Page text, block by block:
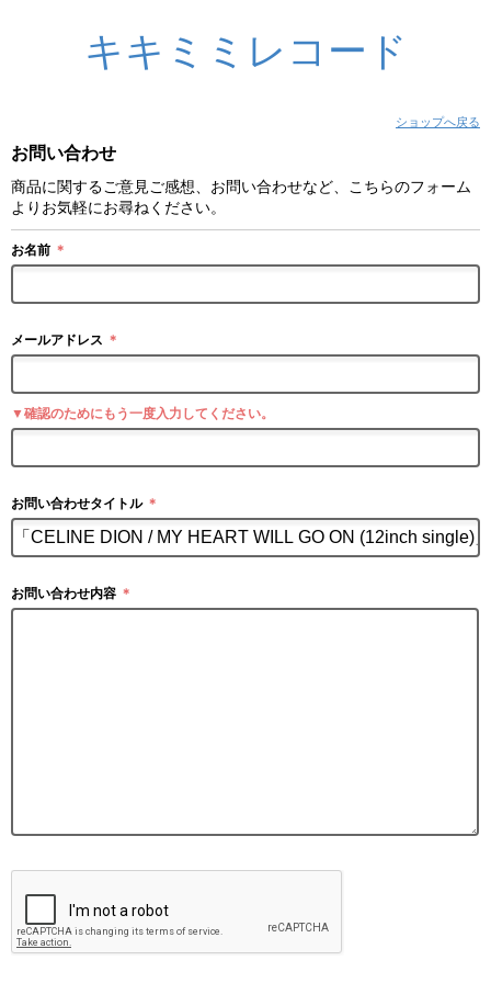
キキミミレコード
ショップへ戻る
お問い合わせ
商品に関するご意見ご感想、お問い合わせなど、こちらのフォーム
よりお気軽にお尋ねください。
お名前 ＊
メールアドレス ＊
▼確認のためにもう一度入力してください。
お問い合わせタイトル ＊
お問い合わせ内容 ＊